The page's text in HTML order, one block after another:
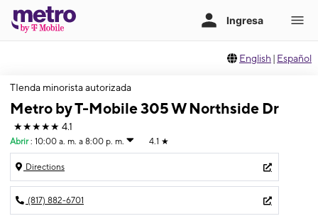
English | Español
TIenda minorista autorizada
Metro by T-Mobile 305 W Northside Dr
★★★★★ 4.1
Abrir : 10:00 a. m. a 8:00 p. m. 4.1 ★
Directions
(817) 882-6701